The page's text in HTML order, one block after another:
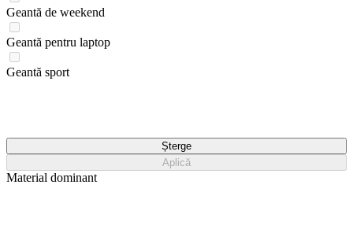
Geantă de weekend
Geantă pentru laptop
Geantă sport
Șterge
Aplică
Material dominant